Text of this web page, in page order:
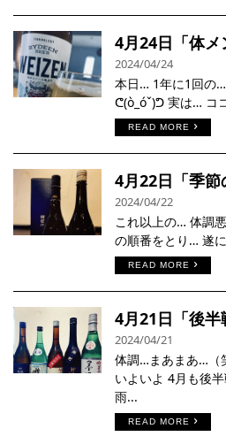
4月24日「体メ
2024/04/24
本日… 1年に1回の…
ᕦ(ò_óˇ)ᕤ 実は… コ
READ MORE
4月22日「季節
2024/04/22
これ以上の… 体調
の順番をとり… 遂
READ MORE
4月21日「後半
2024/04/21
体調…まあまあ…（
いよいよ 4月も後
雨...
READ MORE